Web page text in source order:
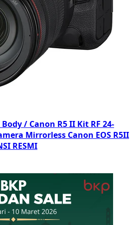
/ Canon R5 II Kit RF 24-
Mirrorless Canon EOS R5II
RESMI